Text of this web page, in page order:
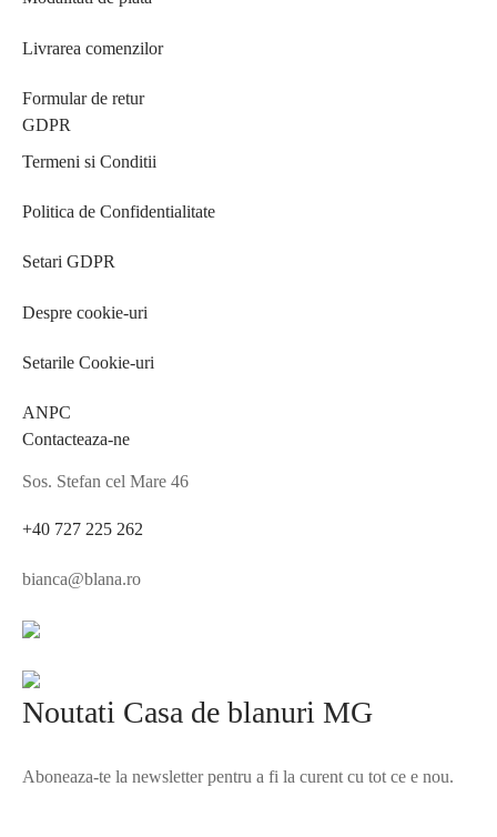
Livrarea comenzilor
Formular de retur
GDPR
Termeni si Conditii
Politica de Confidentialitate
Setari GDPR
Despre cookie-uri
Setarile Cookie-uri
ANPC
Contacteaza-ne
Sos. Stefan cel Mare 46
+40 727 225 262
bianca@blana.ro
Noutati Casa de blanuri MG
Aboneaza-te la newsletter pentru a fi la curent cu tot ce e nou.